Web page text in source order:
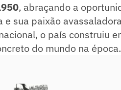
, abraçando a
sua paixão
o país construiu
do mundo na época.